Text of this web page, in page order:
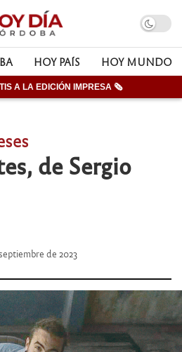
HOY PAÍS HOY MUNDO
A LA EDICIÓN IMPRESA 🗞
de Sergio
de 2023